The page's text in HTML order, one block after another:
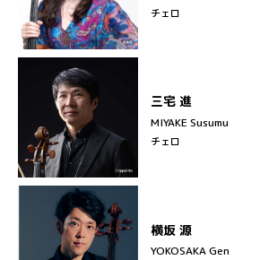
チェロ
三宅 進
MIYAKE Susumu
チェロ
横坂 源
YOKOSAKA Gen